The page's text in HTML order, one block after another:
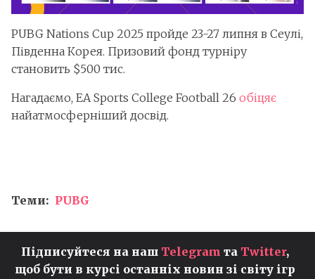
PUBG Nations Cup 2025 пройде 23-27 липня в Сеулі,
Південна Корея. Призовий фонд турніру
становить $500 тис.
Нагадаємо, EA Sports College Football 26 обіцяє
найатмосферніший досвід.
Теми: PUBG
Підписуйтеся на наш Telegram та Twitter,
щоб бути в курсі останніх новин зі світу ігр